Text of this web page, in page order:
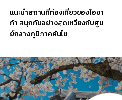
แนะนำสถานที่ท่องเที่ยวของโอซา
ก้า สนุกกันอย่างสุดเหวี่ยงกับศูน
ย์กลางภูมิภาคคันไซ